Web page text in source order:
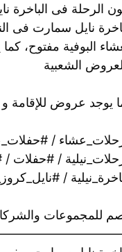
الرحلة فى
نايل سمارت فى
البوفية مفتوح،
الشعبية
يوجد عروض للإقامة و
/
/ #حفلات /
/
للمجموعات